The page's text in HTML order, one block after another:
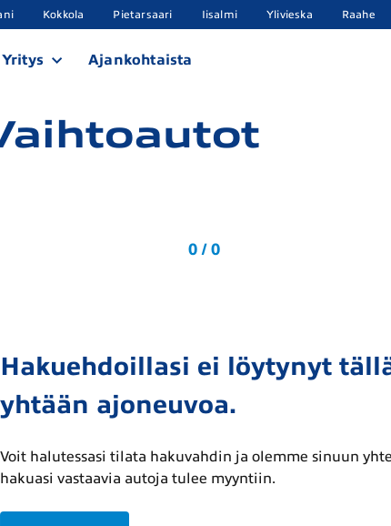
Kokkola Pietarsaari Iisalmi Ylivieska Raahe
Yritys Ajankohtaista
0 / 0
Hakuehdoillasi ei löytynyt
yhtään ajoneuvoa.
Voit halutessasi tilata hakuvahdin ja olemme sinuun
hakuasi vastaavia autoja tulee myyntiin.